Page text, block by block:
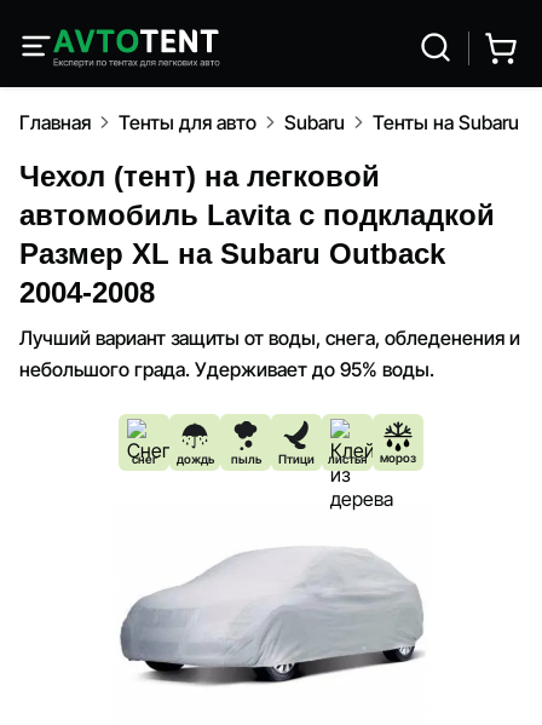
Главная Тенты для авто Subaru Тенты на Subaru
Чехол (тент) на легковой
автомобиль Lavita с подкладкой
Размер XL на Subaru Outback
2004-2008
Лучший вариант защиты от воды, снега, обледенения и
небольшого града. Удерживает до 95% воды.
снег дождь пыль Птици листья мороз